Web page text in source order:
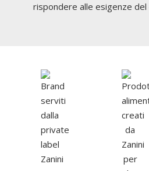
rispondere alle esigenze